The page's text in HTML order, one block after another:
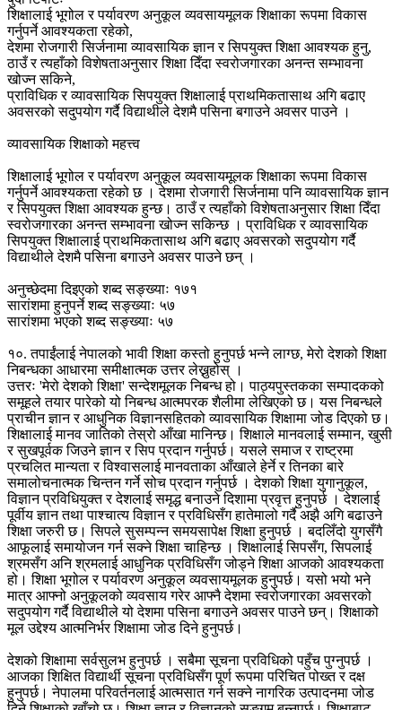
शिक्षालाई भूगोल र पर्यावरण अनुकूल व्यवसायमूलक शिक्षाका रूपमा विकास
गर्नुपर्ने आवश्यकता रहेको,
देशमा रोजगारी सिर्जनामा व्यावसायिक ज्ञान र सिपयुक्त शिक्षा आवश्यक हुनु,
ठाउँ र त्यहाँको विशेषताअनुसार शिक्षा दिँदा स्वरोजगारका अनन्त सम्भावना
खोज्न सकिने,
प्राविधिक र व्यावसायिक सिपयुक्त शिक्षालाई प्राथमिकतासाथ अगि बढाए
अवसरको सदुपयोग गर्दै विद्याथीले देशमै पसिना बगाउने अवसर पाउने ।
व्यावसायिक शिक्षाको महत्त्व
शिक्षालाई भूगोल र पर्यावरण अनुकूल व्यवसायमूलक शिक्षाका रूपमा विकास
गर्नुपर्ने आवश्यकता रहेको छ । देशमा रोजगारी सिर्जनामा पनि व्यावसायिक ज्ञान
र सिपयुक्त शिक्षा आवश्यक हुन्छ। ठाउँ र त्यहाँको विशेषताअनुसार शिक्षा दिँदा
स्वरोजगारका अनन्त सम्भावना खोज्न सकिन्छ । प्राविधिक र व्यावसायिक
सिपयुक्त शिक्षालाई प्राथमिकतासाथ अगि बढाए अवसरको सदुपयोग गर्दै
विद्याथीले देशमै पसिना बगाउने अवसर पाउने छन् ।
अनुच्छेदमा दिइएको शब्द सङ्ख्याः १७१
सारांशमा हुनुपर्ने शब्द सङ्ख्याः ५७
सारांशमा भएको शब्द सङ्ख्याः ५७
१०. तपाईंलाई नेपालको भावी शिक्षा कस्तो हुनुपर्छ भन्ने लाग्छ, मेरो देशको शिक्षा
निबन्धका आधारमा समीक्षात्मक उत्तर लेख्नुहोस् ।
उत्तरः 'मेरो देशको शिक्षा' सन्देशमूलक निबन्ध हो। पाठ्यपुस्तकका सम्पादकको
समूहले तयार पारेको यो निबन्ध आत्मपरक शैलीमा लेखिएको छ। यस निबन्धले
प्राचीन ज्ञान र आधुनिक विज्ञानसहितको व्यावसायिक शिक्षामा जोड दिएको छ।
शिक्षालाई मानव जातिको तेस्रो आँखा मानिन्छ। शिक्षाले मानवलाई सम्मान, खुसी
र सुखपूर्वक जिउने ज्ञान र सिप प्रदान गर्नुपर्छ। यसले समाज र राष्ट्रमा
प्रचलित मान्यता र विश्वासलाई मानवताका आँखाले हेर्ने र तिनका बारे
समालोचनात्मक चिन्तन गर्ने सोच प्रदान गर्नुपर्छ । देशको शिक्षा युगानुकूल,
विज्ञान प्रविधियुक्त र देशलाई समृद्ध बनाउने दिशामा प्रवृत्त हुनुपर्छ । देशलाई
पूर्वीय ज्ञान तथा पाश्चात्य विज्ञान र प्रविधिसँग हातेमालो गर्दै अझै अगि बढाउने
शिक्षा जरुरी छ। सिपले सुसम्पन्न समयसापेक्ष शिक्षा हुनुपर्छ । बदलिँदो युगसँगै
आफूलाई समायोजन गर्न सक्ने शिक्षा चाहिन्छ । शिक्षालाई सिपसँग, सिपलाई
श्रमसँग अनि श्रमलाई आधुनिक प्रविधिसँग जोड्ने शिक्षा आजको आवश्यकता
हो। शिक्षा भूगोल र पर्यावरण अनुकूल व्यवसायमूलक हुनुपर्छ। यसो भयो भने
मात्र आफ्नो अनुकूलको व्यवसाय गरेर आफ्नै देशमा स्वरोजगारका अवसरको
सदुपयोग गर्दै विद्याथीले यो देशमा पसिना बगाउने अवसर पाउने छन्। शिक्षाको
मूल उद्देश्य आत्मनिर्भर शिक्षामा जोड दिने हुनुपर्छ।
देशको शिक्षामा सर्वसुलभ हुनुपर्छ । सबैमा सूचना प्रविधिको पहुँच पुग्नुपर्छ ।
आजका शिक्षित विद्यार्थी सूचना प्रविधिसँग पूर्ण रूपमा परिचित पोख्त र दक्ष
हुनुपर्छ। नेपालमा परिवर्तनलाई आत्मसात गर्न सक्ने नागरिक उत्पादनमा जोड